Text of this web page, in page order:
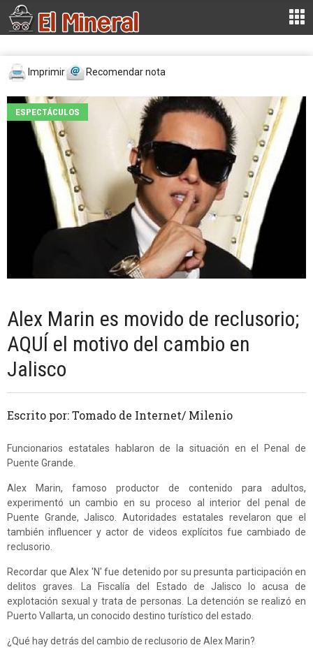
Imprimir Recomendar nota
ESPECTÁCULOS
Alex Marin es movido de reclusorio;
AQUÍ el motivo del cambio en
Jalisco
Escrito por: Tomado de Internet/ Milenio
Funcionarios estatales hablaron de la situación en el Penal de
Puente Grande.
Alex Marin, famoso productor de contenido para adultos,
experimentó un cambio en su proceso al interior del penal de
Puente Grande, Jalisco. Autoridades estatales revelaron que el
también influencer y actor de videos explícitos fue cambiado de
reclusorio.
Recordar que Alex 'N' fue detenido por su presunta participación en
delitos graves. La Fiscalía del Estado de Jalisco lo acusa de
explotación sexual y trata de personas. La detención se realizó en
Puerto Vallarta, un conocido destino turístico del estado.
¿Qué hay detrás del cambio de reclusorio de Alex Marin?